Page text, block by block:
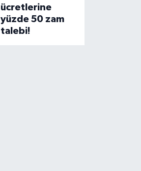
ücretlerine
yüzde 50 zam
talebi!